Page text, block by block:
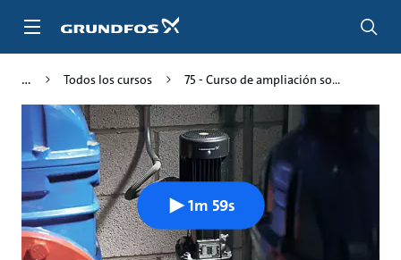
Todos los cursos 75 - Curso de ampliación so...
1m 59s